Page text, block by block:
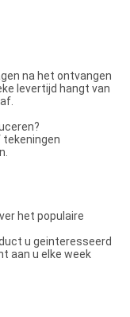
na het ontvangen
levertijd hangt van
tekeningen
het populaire
u geinteresseerd
aan u elke week